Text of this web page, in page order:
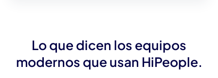
Lo que dicen los equipos
modernos que usan HiPeople.